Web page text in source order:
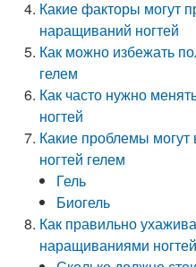
Какие факторы могут
наращиваний ногтей
Как можно избежать
гелем
Как часто нужно
ногтей
Какие проблемы
ногтей гелем
Гель
Биогель
Как правильно
наращиваниями ногтей